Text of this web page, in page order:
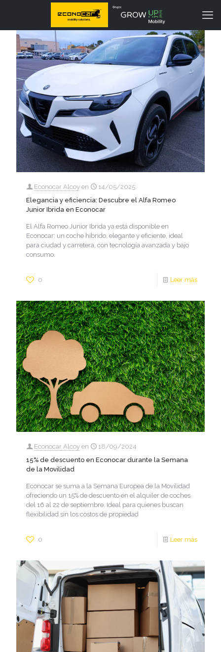
Econocar Alcoy en
14/05/2025
Elegancia y eficiencia: Descubre el Alfa Romeo
Junior Ibrida en Econocar
El Alfa Romeo Junior Ibrida ya está disponible en
Econocar: un coche híbrido, elegante y eficiente, ideal
para ciudad y carretera, con tecnología avanzada y bajo
consumo.
0 Leer más
Econocar Alcoy en
18/09/2024
15% de descuento en Econocar durante la Semana
de la Movilidad
Econocar se suma a la Semana Europea de la Movilidad
ofreciendo un 15% de descuento en el alquiler de coches
del 16 al 22 de septiembre. Ideal para quienes buscan
flexibilidad sin los costos de propiedad
0 Leer más